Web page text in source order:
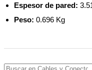
Espesor de pared:
Peso: 0.696 Kg